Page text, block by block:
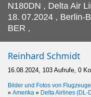
N180DN , Delta Air
18. 07.2024 , Berlin-
BER ,
Reinhard Schmidt
16.08.2024, 103 Aufrufe, 0
Bilder und Fotos von
» Amerika » Delta Airlines (DL-